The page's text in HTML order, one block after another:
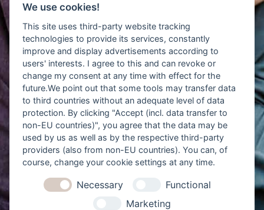
We use cookies!
This site uses third-party website tracking
technologies to provide its services, constantly
improve and display advertisements according to
users' interests. I agree to this and can revoke or
change my consent at any time with effect for the
future.We point out that some tools may transfer data
to third countries without an adequate level of data
protection. By clicking "Accept (incl. data transfer to
non-EU countries)", you agree that the data may be
used by us as well as by the respective third-party
providers (also from non-EU countries). You can, of
course, change your cookie settings at any time.
Necessary
Functional
Marketing